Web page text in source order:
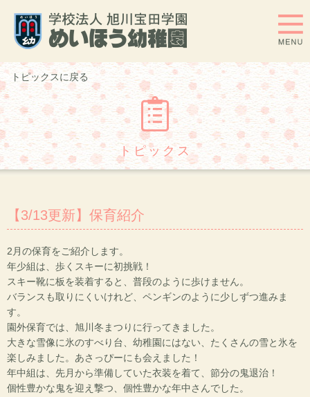
トピックスに戻る
トピックス
【3/13更新】保育紹介
2月の保育をご紹介します。
年少組は、歩くスキーに初挑戦！
スキー靴に板を装着すると、普段のように歩けません。
バランスも取りにくいけれど、ペンギンのように少しずつ進みま
す。
園外保育では、旭川冬まつりに行ってきました。
大きな雪像に氷のすべり台、幼稚園にはない、たくさんの雪と氷を
楽しみました。あさっぴーにも会えました！
年中組は、先月から準備していた衣装を着て、節分の鬼退治！
個性豊かな鬼を迎え撃つ、個性豊かな年中さんでした。